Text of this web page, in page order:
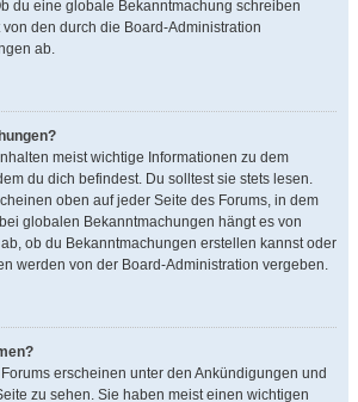
du eine globale Bekanntmachung schreiben
den durch die Board-Administration
ab.
meist wichtige Informationen zu dem
du dich befindest. Du solltest sie stets lesen.
oben auf jeder Seite des Forums, in dem
globalen Bekanntmachungen hängt es von
ob du Bekanntmachungen erstellen kannst oder
werden von der Board-Administration vergeben.
erscheinen unter den Ankündigungen und
zu sehen. Sie haben meist einen wichtigen